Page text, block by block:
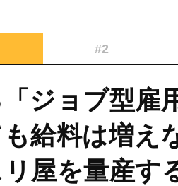
#2
ジョブ型雇
給料は増え
屋を量産す